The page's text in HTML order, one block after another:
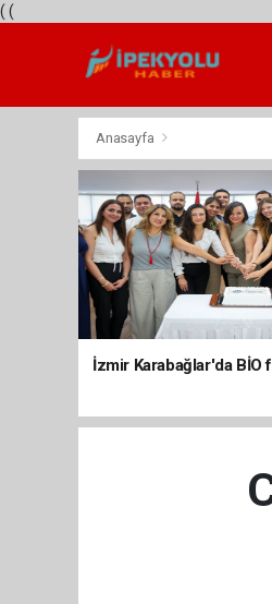
( (
Anasayfa
İzmir Karabağlar'da BİO